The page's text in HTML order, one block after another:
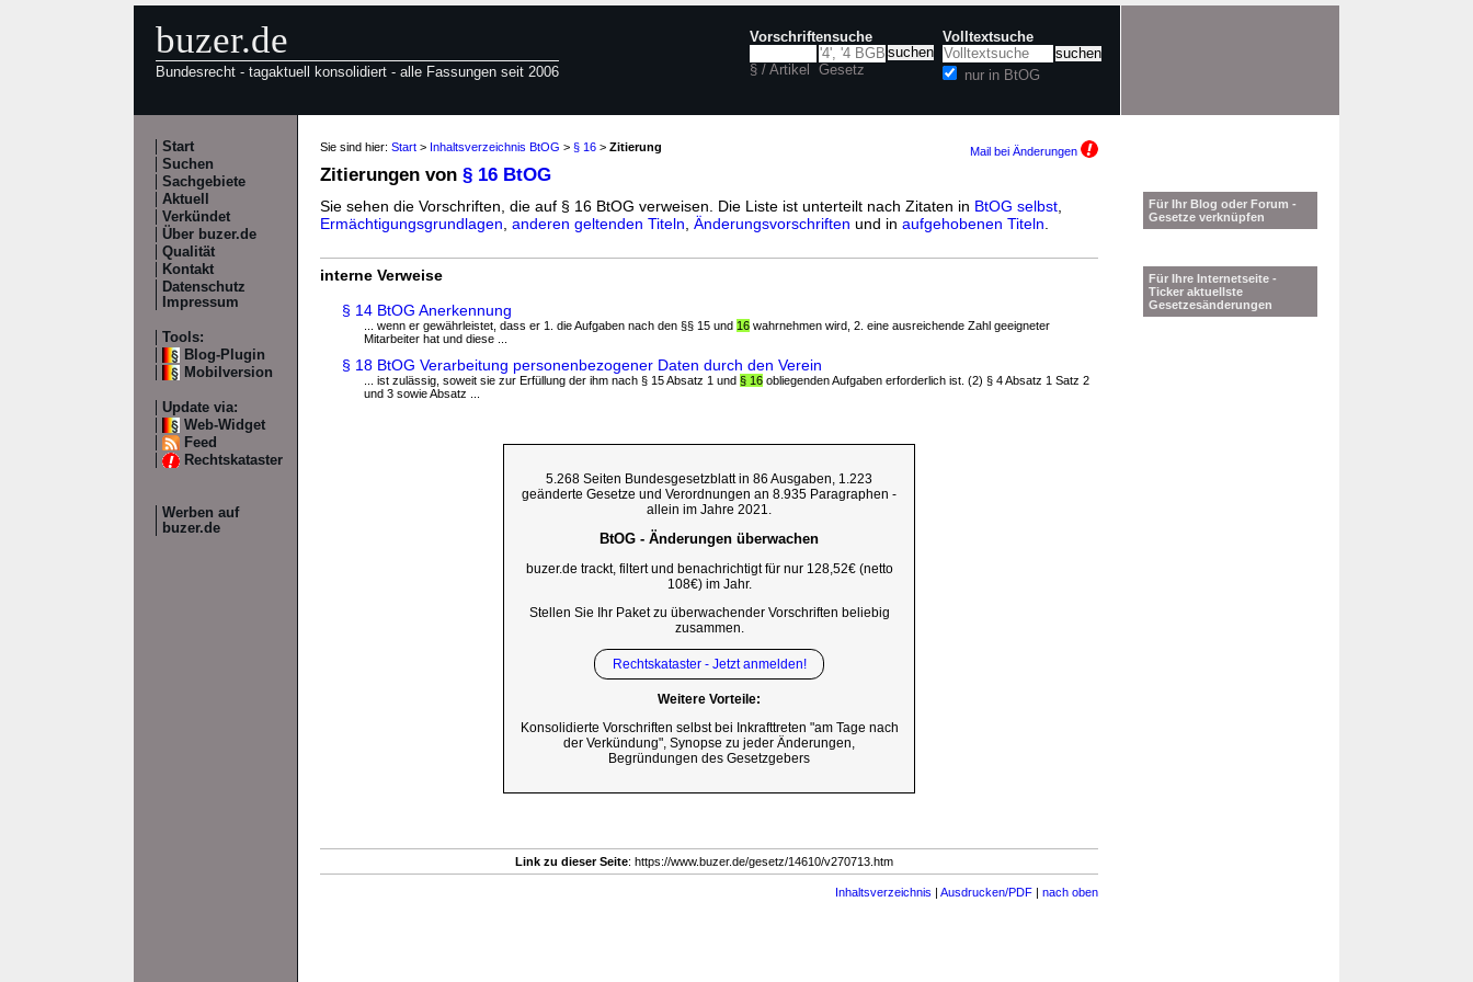
buzer.de
Bundesrecht - tagaktuell konsolidiert - alle Fassungen seit 2006
Vorschriftensuche
§ / Artikel Gesetz
Volltextsuche
nur in BtOG
Start
Suchen
Sachgebiete
Aktuell
Verkündet
Über buzer.de
Qualität
Kontakt
Datenschutz
Impressum
Tools:
Blog-Plugin
Mobilversion
Update via:
Web-Widget
Feed
Rechtskataster
Werben auf
buzer.de
Sie sind hier: Start > Inhaltsverzeichnis BtOG > § 16 > Zitierung Mail bei Änderungen
Zitierungen von § 16 BtOG
Sie sehen die Vorschriften, die auf § 16 BtOG verweisen. Die Liste ist unterteilt nach Zitaten in BtOG selbst
Ermächtigungsgrundlagen anderen geltenden Titeln Änderungsvorschriften und in aufgehobenen Titeln
interne Verweise
§ 14 BtOG Anerkennung
... wenn er gewährleistet, dass er 1. die Aufgaben nach den §§ 15 und 16 wahrnehmen wird, 2. eine ausreichende Zahl geeigneter
Mitarbeiter hat und diese ...
§ 18 BtOG Verarbeitung personenbezogener Daten durch den Verein
... ist zulässig, soweit sie zur Erfüllung der ihm nach § 15 Absatz 1 und § 16 obliegenden Aufgaben erforderlich ist. (2) § 4 Absatz 1 Satz 2
und 3 sowie Absatz ...
5.268 Seiten Bundesgesetzblatt in 86 Ausgaben, 1.223
geänderte Gesetze und Verordnungen an 8.935 Paragraphen -
allein im Jahre 2021.
BtOG - Änderungen überwachen
buzer.de trackt, filtert und benachrichtigt für nur 128,52€ (netto
108€) im Jahr.
Stellen Sie Ihr Paket zu überwachender Vorschriften beliebig
zusammen.
Rechtskataster - Jetzt anmelden!
Weitere Vorteile:
Konsolidierte Vorschriften selbst bei Inkrafttreten "am Tage nach
der Verkündung", Synopse zu jeder Änderungen,
Begründungen des Gesetzgebers
Link zu dieser Seite: https://www.buzer.de/gesetz/14610/v270713.htm
Inhaltsverzeichnis | Ausdrucken/PDF | nach oben
Für Ihr Blog oder Forum -
Gesetze verknüpfen
Für Ihre Internetseite -
Ticker aktuellste
Gesetzesänderungen